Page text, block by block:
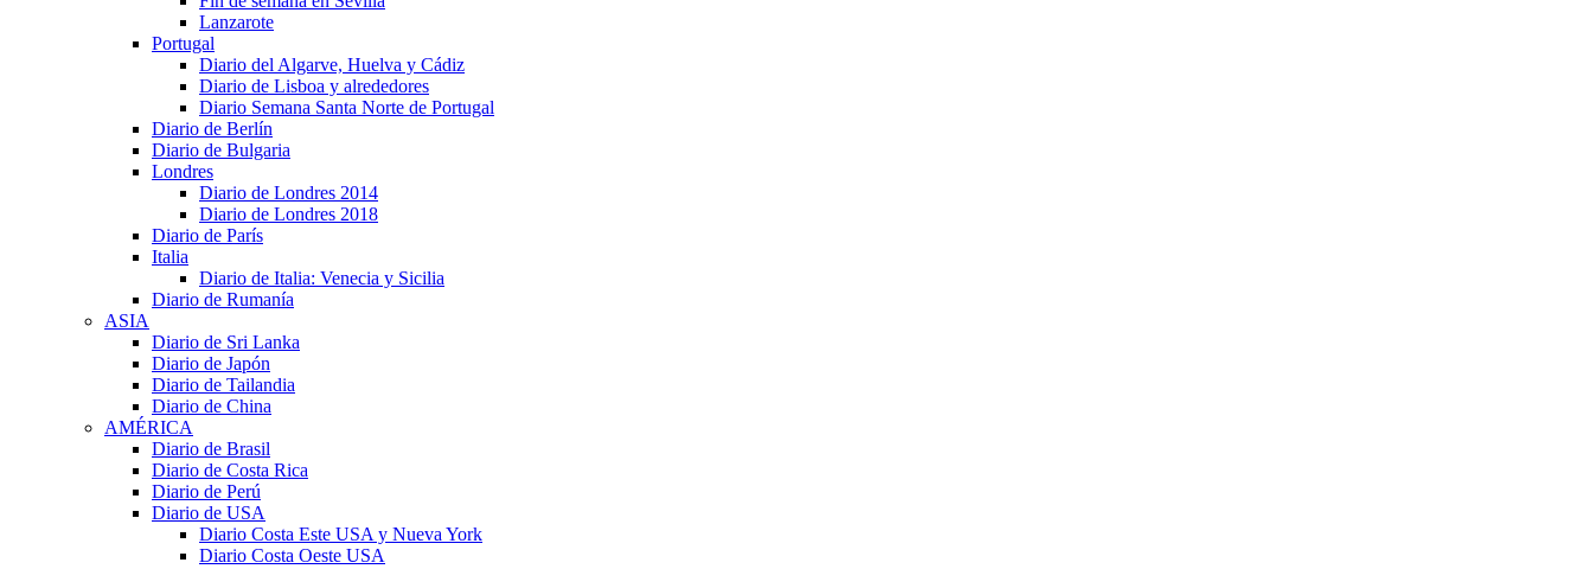
Lanzarote
Portugal
Diario del Algarve, Huelva y Cádiz
Diario de Lisboa y alrededores
Diario Semana Santa Norte de Portugal
Diario de Berlín
Diario de Bulgaria
Londres
Diario de Londres 2014
Diario de Londres 2018
Diario de París
Italia
Diario de Italia: Venecia y Sicilia
Diario de Rumanía
ASIA
Diario de Sri Lanka
Diario de Japón
Diario de Tailandia
Diario de China
AMÉRICA
Diario de Brasil
Diario de Costa Rica
Diario de Perú
Diario de USA
Diario Costa Este USA y Nueva York
Diario Costa Oeste USA